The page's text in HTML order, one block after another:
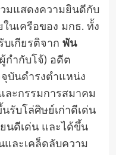
มแสดงความยินดีกับ
นเครือของ มกธ. ทั้ง
เกียรติจาก พัน
กำกับโจ้) อดีต
บันดำรงตำแหน่ง
ละกรรมการสมาคม
รับโล่ศิษย์เก่าดีเด่น
นดีเด่น และได้ขึ้น
และเคล็ดลับความ